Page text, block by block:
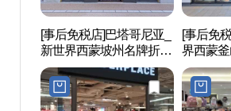
[事后免税店]巴塔哥尼亚_
新世界西蒙坡州名牌折扣
购物中心(파타고니아 신
세계사이먼프리미엄아울
렛 파주점)
[事后免
界西蒙
中心坡
신세계
울렛 파